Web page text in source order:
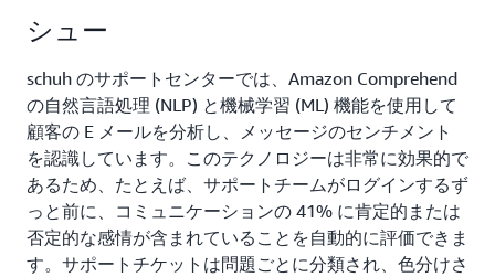
シュー
schuh のサポートセンターでは、Amazon Comprehend
の自然言語処理 (NLP) と機械学習 (ML) 機能を使用して
顧客の E メールを分析し、メッセージのセンチメント
を認識しています。このテクノロジーは非常に効果的で
あるため、たとえば、サポートチームがログインするず
っと前に、コミュニケーションの 41% に肯定的または
否定的な感情が含まれていることを自動的に評価できま
す。サポートチケットは問題ごとに分類され、色分けさ